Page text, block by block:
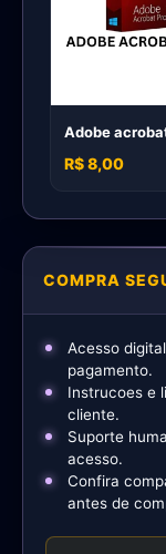
COMPRA
Acesso
pagamento.
Instrucoes e
cliente.
Suporte
acesso.
Confira
antes de
Adobe
R$ 8,00